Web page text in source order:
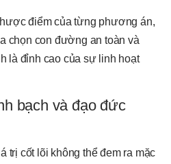
điểm của từng phương án,
chọn con đường an toàn và
là đỉnh cao của sự linh hoạt
bạch và đạo đức
trị cốt lõi không thể đem ra mặc